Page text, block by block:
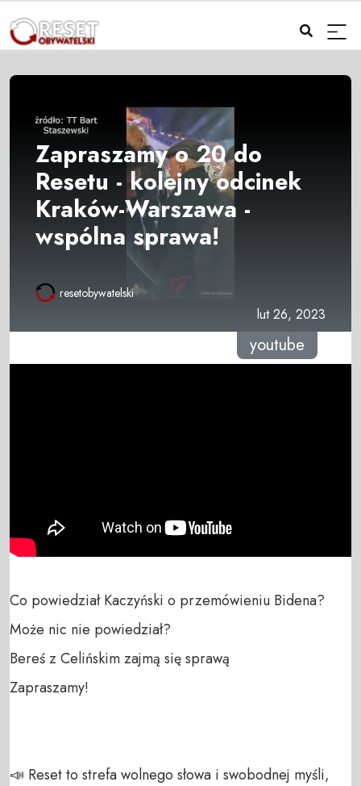
Zapraszamy o 20 do
Resetu - kolejny odcinek
Kraków-Warszawa -
wspólna sprawa!
resetobywatelski
lut 26, 2023
youtube
Co powiedział Kaczyński o przemówieniu Bidena?
Może nic nie powiedział?
Bereś z Celińskim zajmą się sprawą
Zapraszamy!
📣 Reset to strefa wolnego słowa i swobodnej myśli,